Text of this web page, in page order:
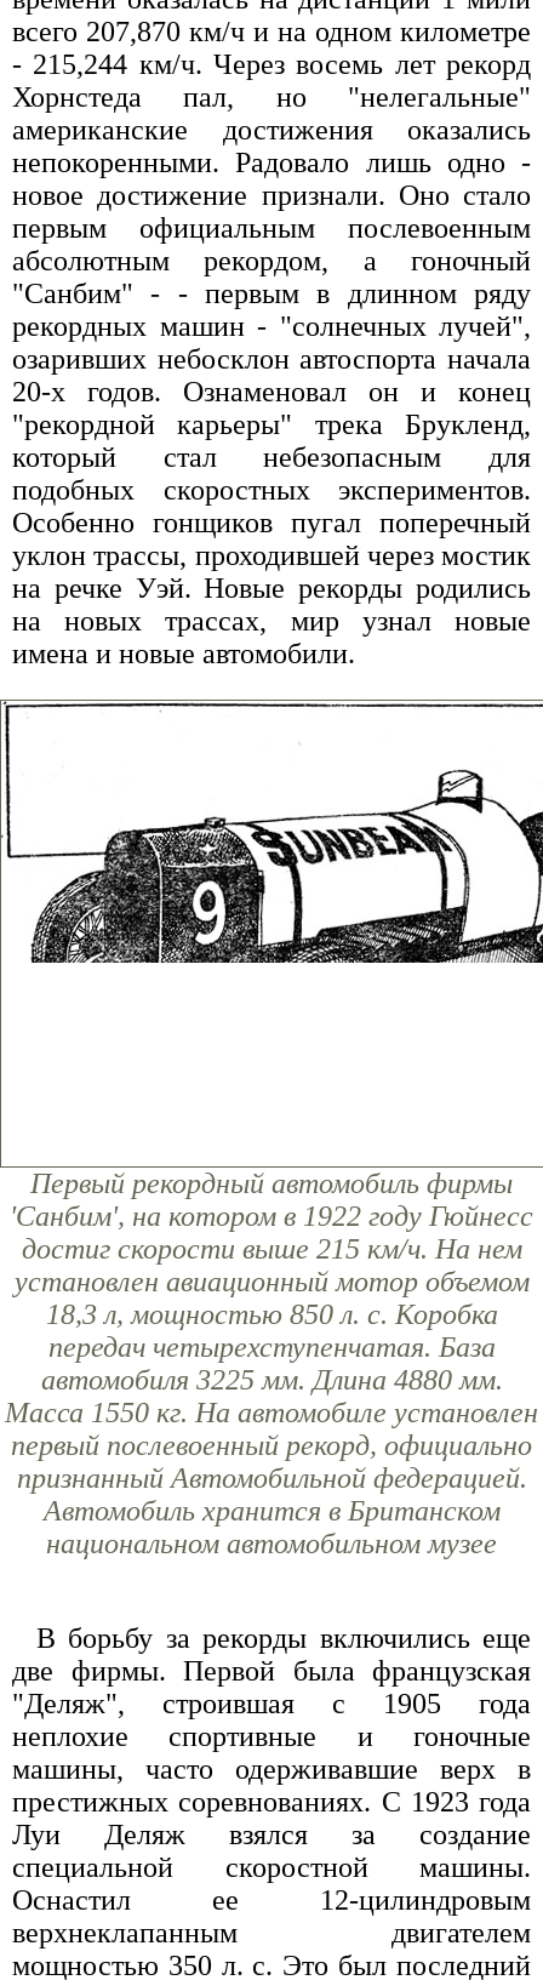
всего 207,870 км/ч и на одном километре
- 215,244 км/ч. Через восемь лет рекорд
Хорнстеда пал, но "нелегальные"
американские достижения оказались
непокоренными. Радовало лишь одно -
новое достижение признали. Оно стало
первым официальным послевоенным
абсолютным рекордом, а гоночный
"Санбим" - - первым в длинном ряду
рекордных машин - "солнечных лучей",
озаривших небосклон автоспорта начала
20-х годов. Ознаменовал он и конец
"рекордной карьеры" трека Брукленд,
который стал небезопасным для
подобных скоростных экспериментов.
Особенно гонщиков пугал поперечный
уклон трассы, проходившей через мостик
на речке Уэй. Новые рекорды родились
на новых трассах, мир узнал новые
имена и новые автомобили.
Первый рекордный автомобиль фирмы
'Санбим', на котором в 1922 году Гюйнесс
достиг скорости выше 215 км/ч. На нем
установлен авиационный мотор объемом
18,3 л, мощностью 850 л. с. Коробка
передач четырехступенчатая. База
автомобиля 3225 мм. Длина 4880 мм.
Масса 1550 кг. На автомобиле установлен
первый послевоенный рекорд, официально
признанный Автомобильной федерацией.
Автомобиль хранится в Британском
национальном автомобильном музее
В борьбу за рекорды включились еще
две фирмы. Первой была французская
"Деляж", строившая с 1905 года
неплохие спортивные и гоночные
машины, часто одерживавшие верх в
престижных соревнованиях. С 1923 года
Луи Деляж взялся за создание
специальной скоростной машины.
Оснастил ее 12-цилиндровым
верхнеклапанным двигателем
мощностью 350 л. с. Это был последний